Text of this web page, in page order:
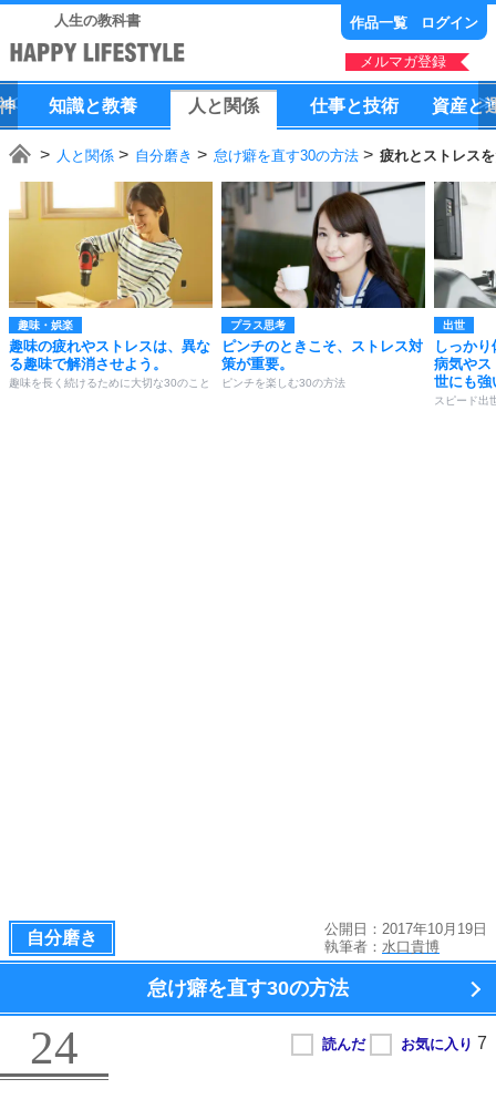
人生の教科書 作品一覧 ログイン
メルマガ登録
知識と教養 人 と 関係 仕事と技術 資産と
人と関係 自分磨き 怠け癖を直す30の方法 疲れとストレス
趣味・娯楽
趣味の疲れやストレスは、異な
る趣味で解消させよう。
趣味を長く続けるために大切な30のこと
プラス思考
ピンチのときこそ、ストレス対
策が重要。
ピンチを楽しむ30の方法
出世
しっか
病気やス
世にも強
スピード出
自分磨き
公開日：2017年10月19日
執筆者： 水口貴博
怠け癖を直す30の方法
24